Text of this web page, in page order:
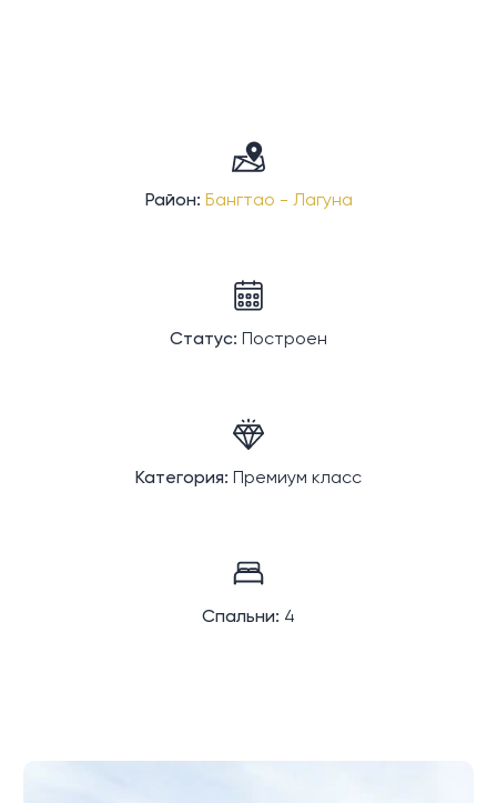
Район: Бангтао - Лагуна
Статус: Построен
Категория: Премиум класс
Спальни: 4